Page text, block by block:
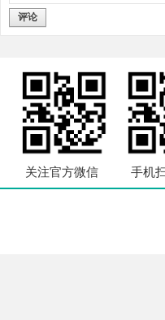
评论
关注官方微信 手机